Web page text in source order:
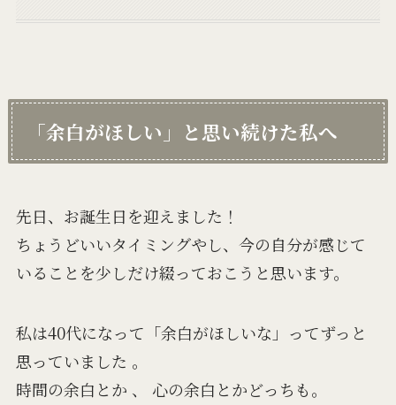
「余白がほしい」と思い続けた私へ
先日、お誕生日を迎えました！
ちょうどいいタイミングやし、今の自分が感じて
いることを少しだけ綴っておこうと思います。
私は40代になって「余白がほしいな」ってずっと
思っていました 。
時間の余白とか 、 心の余白とかどっちも。